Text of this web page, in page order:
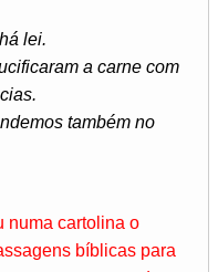
lei.
a carne com
também no
numa cartolina o
bíblicas para